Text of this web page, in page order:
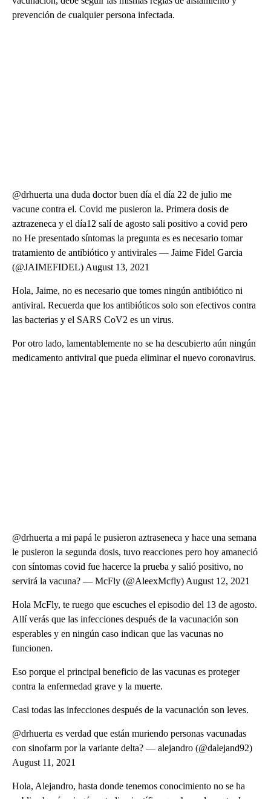
prevención de cualquier persona infectada.
@drhuerta una duda doctor buen día el día 22 de julio me
vacune contra el. Covid me pusieron la. Primera dosis de
aztrazeneca y el día12 salí de agosto sali positivo a covid pero
no He presentado síntomas la pregunta es es necesario tomar
tratamiento de antibiótico y antivirales — Jaime Fidel Garcia
(@JAIMEFIDEL) August 13, 2021
Hola, Jaime, no es necesario que tomes ningún antibiótico ni
antiviral. Recuerda que los antibióticos solo son efectivos contra
las bacterias y el SARS CoV2 es un virus.
Por otro lado, lamentablemente no se ha descubierto aún ningún
medicamento antiviral que pueda eliminar el nuevo coronavirus.
@drhuerta a mi papá le pusieron aztraseneca y hace una semana
le pusieron la segunda dosis, tuvo reacciones pero hoy amaneció
con síntomas covid fue hacerce la prueba y salió positivo, no
servirá la vacuna? — McFly (@AleexMcfly) August 12, 2021
Hola McFly, te ruego que escuches el episodio del 13 de agosto.
Allí verás que las infecciones después de la vacunación son
esperables y en ningún caso indican que las vacunas no
funcionen.
Eso porque el principal beneficio de las vacunas es proteger
contra la enfermedad grave y la muerte.
Casi todas las infecciones después de la vacunación son leves.
@drhuerta es verdad que están muriendo personas vacunadas
con sinofarm por la variante delta? — alejandro (@dalejand92)
August 11, 2021
Hola, Alejandro, hasta donde tenemos conocimiento no se ha